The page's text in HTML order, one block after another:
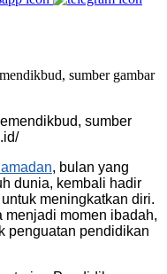
sumber
, bulan yang
dunia, kembali hadir
meningkatkan diri.
menjadi momen ibadah,
penguatan pendidikan